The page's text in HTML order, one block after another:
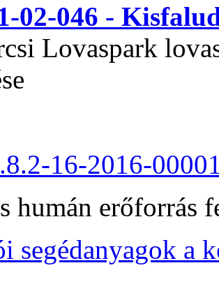
02-046 -
Lovaspark
16-2016-
humán erőforrás
segédanyagok a